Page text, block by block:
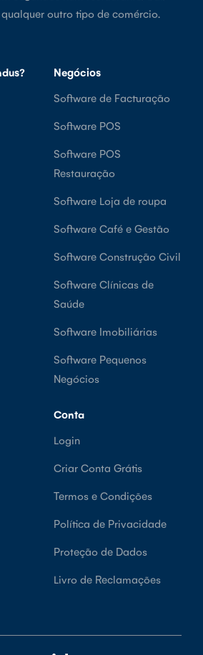
outro tipo de comércio.
Negócios
Software de Facturação
Software POS
Software POS
Restauração
Software Loja de roupa
Software Café e Gestão
Software Construção Civil
Software Clínicas de
Saúde
Software Imobiliárias
Software Pequenos
Negócios
Conta
Login
Criar Conta Grátis
Termos e Condições
Política de Privacidade
Proteção de Dados
Livro de Reclamações